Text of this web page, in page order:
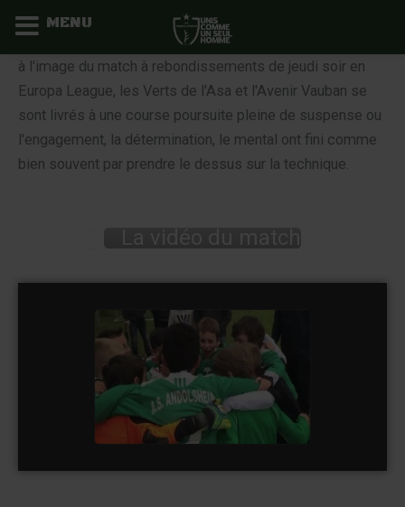
Aller
contenu
à l'image du match à rebondissements de jeudi soir en
Europa League, les Verts de l'Asa et l'Avenir Vauban se
sont livrés à une course poursuite pleine de suspense ou
l'engagement, la détermination, le mental ont fini comme
bien souvent par prendre le dessus sur la technique.
La vidéo du match
U 11 A Avenir Vauban - Asa
watch video
MENU